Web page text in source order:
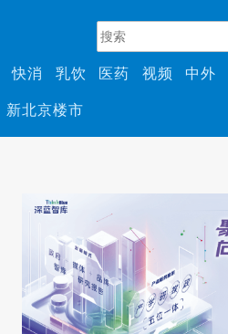
快消 乳饮 医药 视频 中外
新北京楼市